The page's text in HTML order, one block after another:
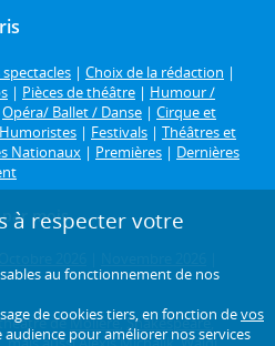
| Choix de la rédaction |
| Pièces de théâtre | Humour /
Opéra/ Ballet / Danse | Cirque et
Humoristes | Festivals | Théâtres et
Nationaux | Premières | Dernières
mois
deMolière,Shakespeare,
à respecter votre
au fonctionnement de nos
de cookies tiers, en fonction devos
pour améliorer nos services